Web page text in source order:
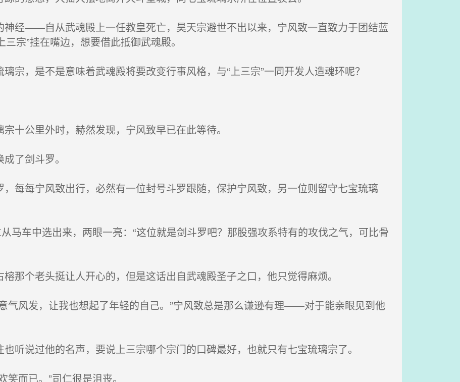
经——自从武魂殿上一任教皇死亡，昊天宗避世不出以来，宁风致一直致力于团结蓝
宗”挂在嘴边，想要借此抵御武魂殿。
宗，是不是意味着武魂殿将要改变行事风格，与“上三宗”一同开发人造魂环呢？
十公里外时，赫然发现，宁风致早已在此等待。
了剑斗罗。
每每宁风致出行，必然有一位封号斗罗跟随，保护宁风致，另一位则留守七宝琉璃
马车中选出来，两眼一亮：“这位就是剑斗罗吧？那股强攻系特有的攻伐之气，可比骨
那个老头挺让人开心的，但是这话出自武魂殿圣子之口，他只觉得麻烦。
气风发，让我也想起了年轻的自己。”宁风致总是那么谦逊有理——对于能亲眼见到他
听说过他的名声，要说上三宗哪个宗门的口碑最好，也就只有七宝琉璃宗了。
而已。”司仁很是沮丧。